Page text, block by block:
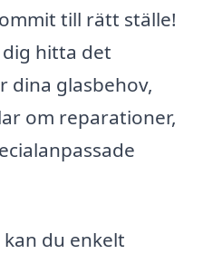
till rätt ställe!
hitta det
dina glasbehov,
om reparationer,
du enkelt